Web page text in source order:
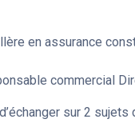
en assurance
commercial
sur 2 sujets